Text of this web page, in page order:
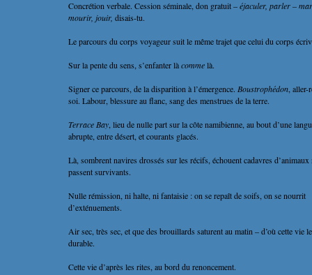
Concrétion verbale. Cession séminale, don gratuit –éjaculer, parler –
mourir, jouir, disais-tu.
Le parcours du corps voyageur suit le même trajet que celui du corps
Sur la pente du sens, s’enfanter làcommelà.
Signer ce parcours, de la disparition à l’émergence. Boustrophédon ,
soi. Labour, blessure au flanc, sang des menstrues de la terre.
Terrace Bay , lieu de nulle part sur la côte namibienne, au bout d’une
abrupte, entre désert, et courants glacés.
Là, sombrent navires drossés sur les récifs, échouent cadavres
passent survivants.
Nulle rémission, ni halte, ni fantaisie : on se repaît de soifs, on se nourrit
d’exténuements.
Air sec, très sec, et que des brouillards saturent au matin – d’où cette vie
durable.
Cette vie d’après les rites, au bord du renoncement.